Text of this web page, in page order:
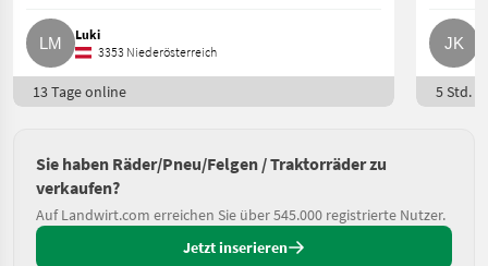
Luki
3353 Niederösterreich
13 Tage online 5 Std.
Sie haben Räder/Pneu/Felgen / Traktorräder zu
verkaufen?
Auf Landwirt.com erreichen Sie über 545.000 registrierte Nutzer.
Jetzt inserieren